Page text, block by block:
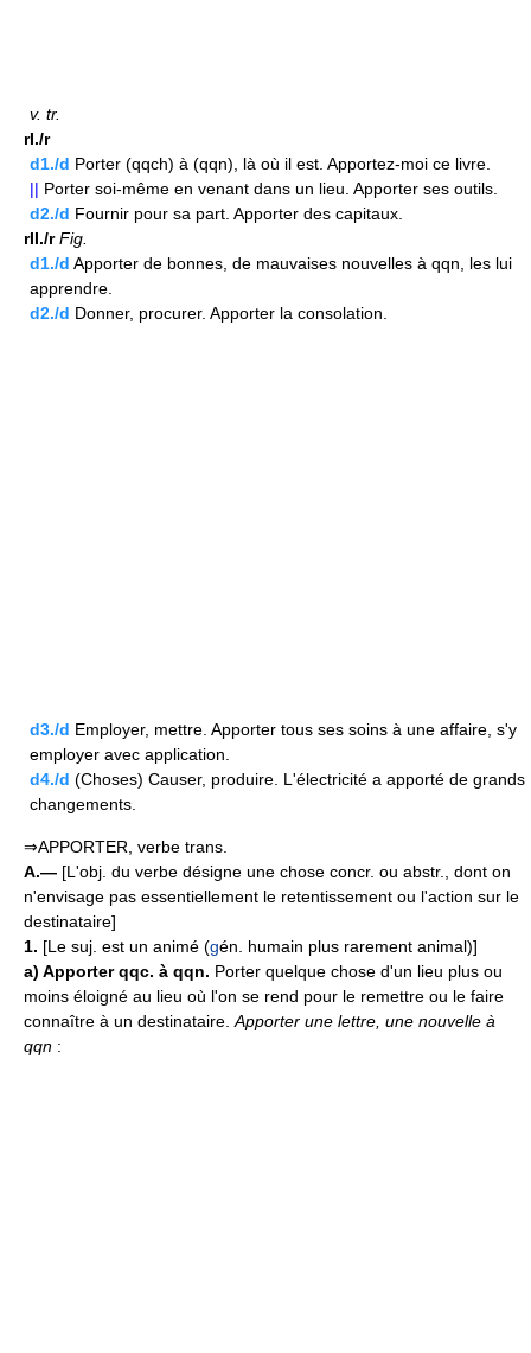
v. tr.
rI./r
d1./d Porter (qqch) à (qqn), là où il est. Apportez-moi ce livre.
|| Porter soi-même en venant dans un lieu. Apporter ses outils.
d2./d Fournir pour sa part. Apporter des capitaux.
rII./r Fig.
d1./d Apporter de bonnes, de mauvaises nouvelles à qqn, les lui
apprendre.
d2./d Donner, procurer. Apporter la consolation.
d3./d Employer, mettre. Apporter tous ses soins à une affaire, s'y
employer avec application.
d4./d (Choses) Causer, produire. L'électricité a apporté de grands
changements.
⇒APPORTER, verbe trans.
A.— [L'obj. du verbe désigne une chose concr. ou abstr., dont on
n'envisage pas essentiellement le retentissement ou l'action sur le
destinataire]
1. [Le suj. est un animé (gén. humain plus rarement animal)]
a) Apporter qqc. à qqn. Porter quelque chose d'un lieu plus ou
moins éloigné au lieu où l'on se rend pour le remettre ou le faire
connaître à un destinataire.Apporter une lettre, une nouvelle à
qqn :